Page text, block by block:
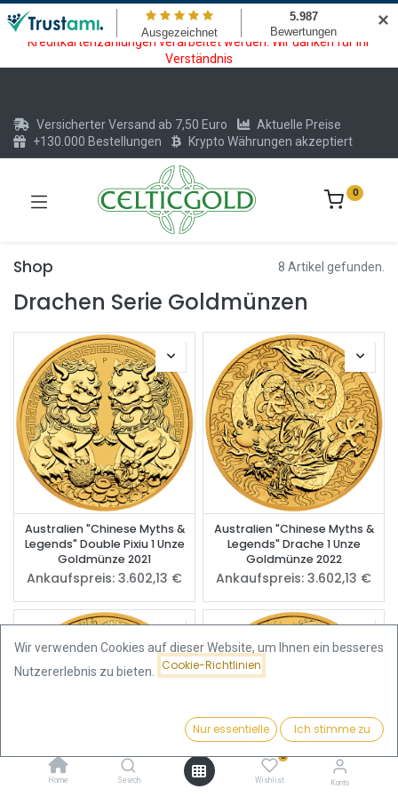
Wartungsarbeiten am Kreditkarten und Krypto Bezahlmodul. In der
Zeit vom 20.07. - 09.08.2026 können keine Krypto oder
Kreditkartenzahlungen verarbeitet werden. Wir danken für Ihr
Verständnis
Name (A-Z)
Home Search
0
Wishlist Konto
Versicherter Versand ab 7,50 Euro
Aktuelle Preise
+130.000 Bestellungen
Krypto Währungen akzeptiert
0
Shop 8 Artikel gefunden.
Drachen Serie Goldmünzen
Australien "Chinese Myths &
Legends" Double Pixiu 1 Unze
Goldmünze 2021
Ankaufspreis: 3.602,13 €
Australien "Chinese Myths &
Legends" Drache 1 Unze
Goldmünze 2022
Ankaufspreis: 3.602,13 €
Wir verwenden Cookies auf dieser Website, um Ihnen ein besseres
Nutzererlebnis zu bieten.
Cookie-Richtlinien
Nur essentielle Ich stimme zu
✕